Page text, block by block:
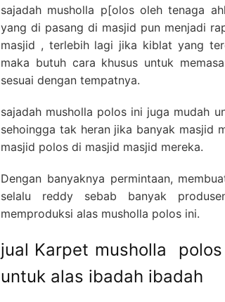
sajadah musholla p[olos oleh tenaga
yang di pasang di masjid pun menjadi
masjid , terlebih lagi jika kiblat yang
maka butuh cara khusus untuk
sesuai dengan tempatnya.
sajadah musholla polos ini juga mudah
sehoingga tak heran jika banyak masjid
masjid polos di masjid masjid mereka.
Dengan banyaknya permintaan,
selalu reddy sebab banyak
memproduksi alas musholla polos ini.
jual Karpet musholla
untuk alas ibadah ibadah